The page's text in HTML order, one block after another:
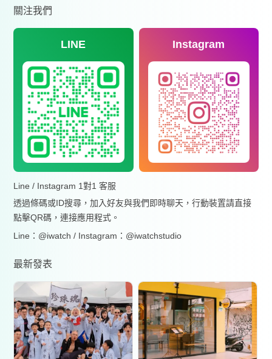
關注我們
LINE Instagram
Line / Instagram 1對1 客服
透過條碼或ID搜尋，加入好友與我們即時聊天，行動裝置請直接
點擊QR碼，連接應用程式。
Line：@iwatch / Instagram：@iwatchstudio
最新發表